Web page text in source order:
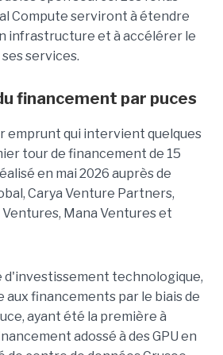
Compute serviront à étendre
infrastructure et à accélérer le
services.
financement par puces
emprunt qui intervient quelques
tour de financement de 15
en mai 2026 auprès de
Carya Venture Partners,
Mana Ventures et
d'investissement technologique,
financements par le biais de
ayant été la première à
adossé à des GPU en